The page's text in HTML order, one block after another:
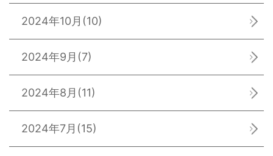
2024年10月 (10)
2024年9月 (7)
2024年8月 (11)
2024年7月 (15)